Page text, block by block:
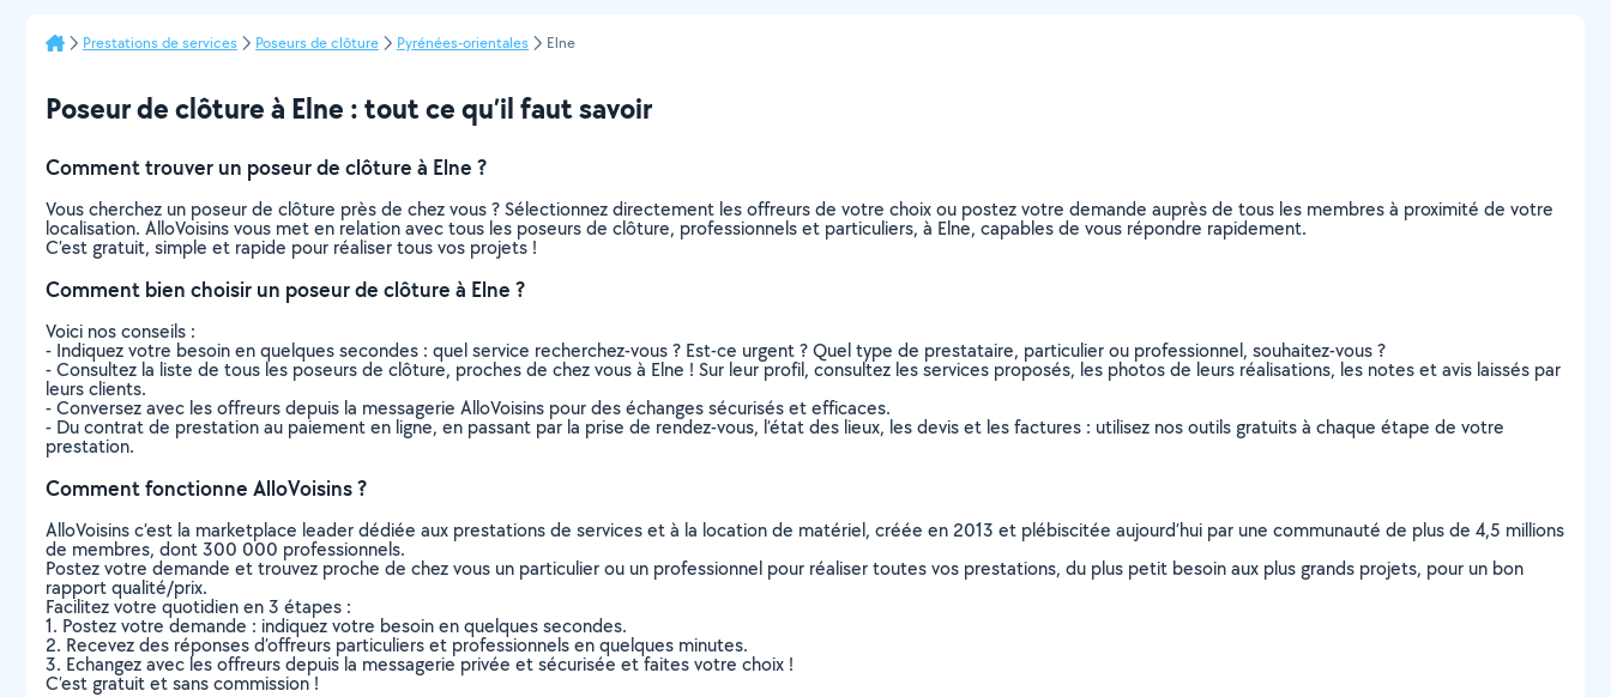
Prestations de services Poseurs de clôture Pyrénées-orientales Elne
Poseur de clôture à Elne : tout ce qu’il faut savoir
Comment trouver un poseur de clôture à Elne ?
Vous cherchez un poseur de clôture près de chez vous ? Sélectionnez directement les offreurs de votre choix ou postez votre demande auprès de tous les membres à proximité de votre
localisation. AlloVoisins vous met en relation avec tous les poseurs de clôture, professionnels et particuliers, à Elne, capables de vous répondre rapidement.
C’est gratuit, simple et rapide pour réaliser tous vos projets !
Comment bien choisir un poseur de clôture à Elne ?
Voici nos conseils :
- Indiquez votre besoin en quelques secondes : quel service recherchez-vous ? Est-ce urgent ? Quel type de prestataire, particulier ou professionnel, souhaitez-vous ?
- Consultez la liste de tous les poseurs de clôture, proches de chez vous à Elne ! Sur leur profil, consultez les services proposés, les photos de leurs réalisations, les notes et avis laissés par
leurs clients.
- Conversez avec les offreurs depuis la messagerie AlloVoisins pour des échanges sécurisés et efficaces.
- Du contrat de prestation au paiement en ligne, en passant par la prise de rendez-vous, l’état des lieux, les devis et les factures : utilisez nos outils gratuits à chaque étape de votre
prestation.
Comment fonctionne AlloVoisins ?
AlloVoisins c’est la marketplace leader dédiée aux prestations de services et à la location de matériel, créée en 2013 et plébiscitée aujourd’hui par une communauté de plus de 4,5 millions
de membres, dont 300 000 professionnels.
Postez votre demande et trouvez proche de chez vous un particulier ou un professionnel pour réaliser toutes vos prestations, du plus petit besoin aux plus grands projets, pour un bon
rapport qualité/prix.
Facilitez votre quotidien en 3 étapes :
1. Postez votre demande : indiquez votre besoin en quelques secondes.
2. Recevez des réponses d’offreurs particuliers et professionnels en quelques minutes.
3. Echangez avec les offreurs depuis la messagerie privée et sécurisée et faites votre choix !
C’est gratuit et sans commission !